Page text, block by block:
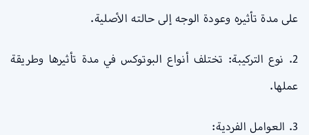
على مدة تأثيره وعودة الوجه إلى حالته الأصلية.
2. نوع التركيبة: تختلف أنواع البوتوكس في مدة تأثيرها وطريقة
عملها.
3. العوامل الفردية: